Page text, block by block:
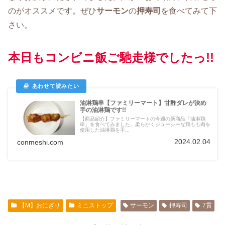
のがオススメです。ぜひサーモンの押寿司 を食べてみて下
さい。
本日もコンビニ飯ご馳走様でしたっ!!
油淋鶏串【ファミリーマート】甘酢ダレが決め
手の油淋鶏です!!
【商品紹介】ファミリーマートの今週の新商品「油淋鶏
串」を食べてみました。柔らかくジューシーな鶏もも肉を
使用した油淋鶏を手...
conmeshi.com 2024.02.04
【M】おにぎり ミニストップ サーモン 押寿司 7貫